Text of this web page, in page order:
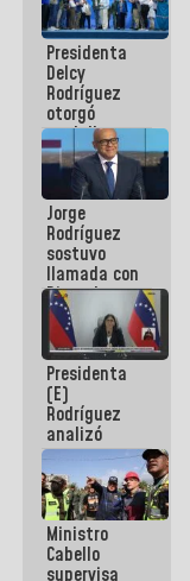
Eléctrico
para
abordar
planes de
acción
Presidenta
Delcy
Rodríguez
otorgó
medalla
"Héroe de
Venezuela"
a servidores
públicos
Jorge
Rodríguez
sostuvo
llamada con
Dinorah
Figuera y
acuerdan
primer
encuentro
presencial
para el
diálogo
Presidenta
(E)
Rodríguez
analizó
junto a
gobernadores
planes de
recuperación
del Sistema
Eléctrico
Ministro
Cabello
supervisa